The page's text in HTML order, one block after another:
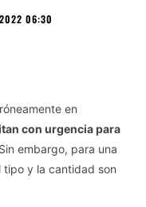
06:30
en
con urgencia para
embargo, para una
tipo y la cantidad son